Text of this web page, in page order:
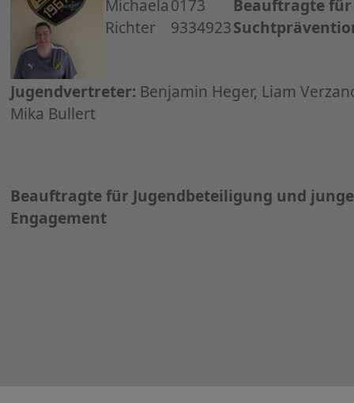
Michaela
Richter
0173
9334923
Beauftragte für
Jugendvertreter: Benjamin Heger, Liam
Mika Bullert
Beauftragte für Jugendbeteiligung und
Engagement